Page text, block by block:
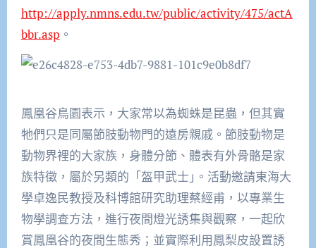
http://apply.nmns.edu.tw/public/activity/475/actA
bbr.asp 。
鳳凰谷鳥園表示，大家常以為蜘蛛是昆蟲，但其實
牠們只是同屬節肢動物門的遠房親戚。節肢動物是
動物界裡的大家族，身體分節、體表有外骨骼是家
族特徵，屬於另類的「盔甲武士｣。活動邀請東海大
學卓逸民教授及科博館研究助理蔡經甫，以專業生
物學調查方法，進行夜間燈光誘集與觀察，一起欣
賞鳳凰谷的夜間生態秀；並實際利用鳳梨皮設置誘